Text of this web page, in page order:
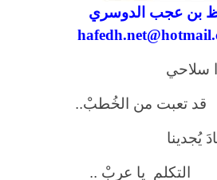
بن عجب الدوسري
سلاحي
تعبت من الخُطبْ..
يُجدينا
يا عربْ ..